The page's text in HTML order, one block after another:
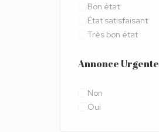
Bon état
État satisfaisant
Très bon état
Annonce Urgente
Non
Oui